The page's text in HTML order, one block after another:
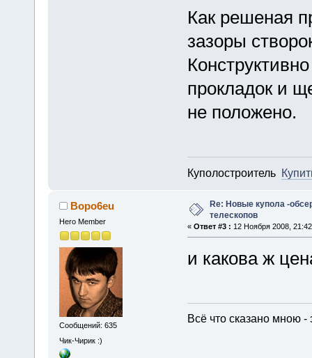
Как решеная
зазоры
прокладок и
не положено.
Куполостроитель
Bopo6eu
Hero Member
Сообщений: 635
Чик-Чирик :)
Re: Новые купола -
телескопов
« Ответ #3 : 12 Ноября 2008,
и какова ж
Всё что сказано мною -